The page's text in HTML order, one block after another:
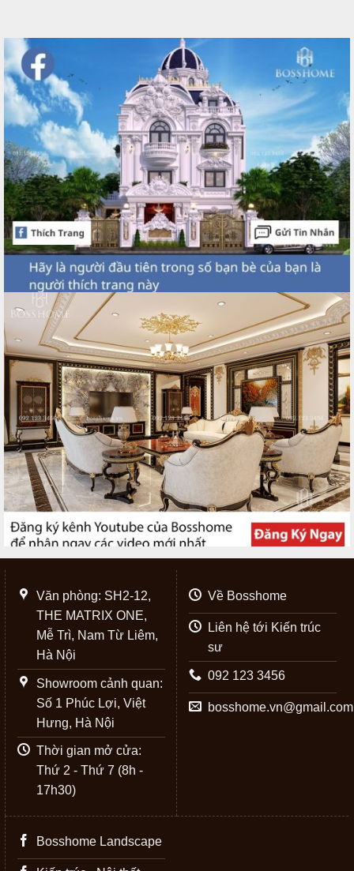
Văn phòng: SH2-12,
THE MATRIX ONE,
Mễ Trì, Nam Từ Liêm,
Hà Nội
Showroom cảnh quan:
Số 1 Phúc Lợi, Việt
Hưng, Hà Nội
Thời gian mở cửa:
Thứ 2 - Thứ 7 (8h -
17h30)
Về Bosshome
Liên hệ tới Kiến trúc
sư
092 123 3456
bosshome.vn@gmail.com
Bosshome Landscape